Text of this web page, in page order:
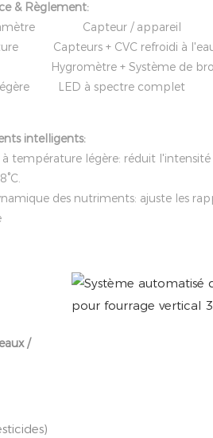
&
Capteur /
Capteurs + CVC refroidi à
Hygromètre + Système de
légère LED à spectre
intelligents:
température légère: réduit
des nutriments: ajuste les
/